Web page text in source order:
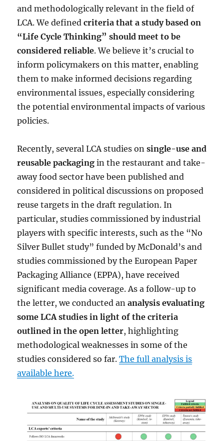
and methodologically relevant in the field of
LCA. We definedcriteria that a study based on
“Life Cycle Thinking” should meet to be
considered reliable. We believe it’s crucial to
inform policymakers on this matter, enabling
them to make informed decisions regarding
environmental issues, especially considering
the potential environmental impacts of various
policies.
Recently, several LCA studies onsingle-use and
reusable packaging in the restaurant and take-
away food sector have been published and
considered in political discussions on proposed
reuse targets in the draft regulation. In
particular, studies commissioned by industrial
players with specific interests, such as the “No
Silver Bullet study” funded by McDonald’s and
studies commissioned by the European Paper
Packaging Alliance (EPPA), have received
significant media coverage. As a follow-up to
the letter, we conducted ananalysis evaluating
some LCA studies in light of the criteria
outlined in the open letter, highlighting
methodological weaknesses in some of the
studies considered so far.The full analysis is
available here.